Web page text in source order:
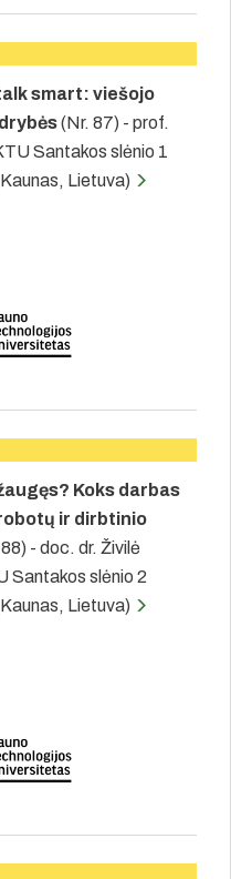
smart: viešojo
(Nr. 87) - prof.
Santakos slėnio 1
Lietuva)
Koks darbas
ir dirbtinio
- doc. dr. Živilė
Santakos slėnio 2
Lietuva)